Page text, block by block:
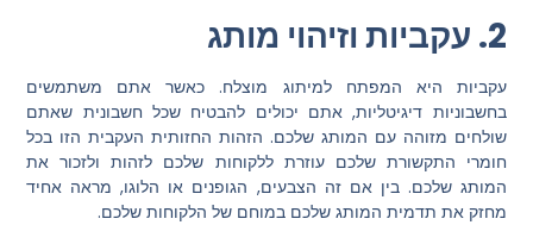
2. עקביות וזיהוי מותג
עקביות היא המפתח למיתוג מוצלח. כאשר אתם משתמשים
בחשבוניות דיגיטליות, אתם יכולים להבטיח שכל חשבונית שאתם
שולחים מזוהה עם המותג שלכם. הזהות החזותית העקבית הזו בכל
חומרי התקשורת שלכם עוזרת ללקוחות שלכם לזהות ולזכור את
המותג שלכם. בין אם זה הצבעים, הגופנים או הלוגו, מראה אחיד
מחזק את תדמית המותג שלכם במוחם של הלקוחות שלכם.